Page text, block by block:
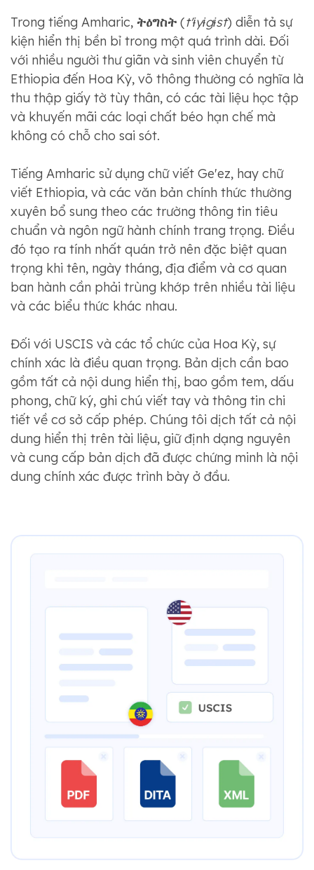
Trong tiếng Amharic, ትዕግስት(t'ɨyɨgɨst) diễn tả sự
kiện hiển thị bền bỉ trong một quá trình dài. Đối
với nhiều người thư giãn và sinh viên chuyển từ
Ethiopia đến Hoa Kỳ, võ thông thường có nghĩa là
thu thập giấy tờ tùy thân, có các tài liệu học tập
và khuyến mãi các loại chất béo hạn chế mà
không có chỗ cho sai sót.
Tiếng Amharic sử dụng chữ viết Ge'ez, hay chữ
viết Ethiopia, và các văn bản chính thức thường
xuyên bổ sung theo các trường thông tin tiêu
chuẩn và ngôn ngữ hành chính trang trọng. Điều
đó tạo ra tính nhất quán trở nên đặc biệt quan
trọng khi tên, ngày tháng, địa điểm và cơ quan
ban hành cần phải trùng khớp trên nhiều tài liệu
và các biểu thức khác nhau.
Đối với USCIS và các tổ chức của Hoa Kỳ, sự
chính xác là điều quan trọng. Bản dịch cần bao
gồm tất cả nội dung hiển thị, bao gồm tem, dấu
phong, chữ ký, ghi chú viết tay và thông tin chi
tiết về cơ sở cấp phép. Chúng tôi dịch tất cả nội
dung hiển thị trên tài liệu, giữ định dạng nguyên
và cung cấp bản dịch đã được chứng minh là nội
dung chính xác được trình bày ở đầu.